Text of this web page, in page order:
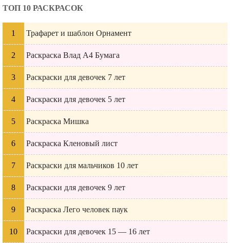
ТОП 10 РАСКРАСОК
Трафарет и шаблон Орнамент
Раскраска Влад А4 Бумага
Раскраски для девочек 7 лет
Раскраски для девочек 5 лет
Раскраска Мишка
Раскраска Кленовый лист
Раскраски для мальчиков 10 лет
Раскраски для девочек 9 лет
Раскраска Лего человек паук
Раскраски для девочек 15 — 16 лет